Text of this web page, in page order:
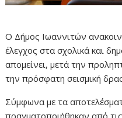
Ο Δήμος Ιωαννιτών
έλεγχος στα σχολικά και
απομείνει, μετά την
την πρόσφατη σεισμική
Σύμφωνα με τα
πραγματοποιήθηκαν από